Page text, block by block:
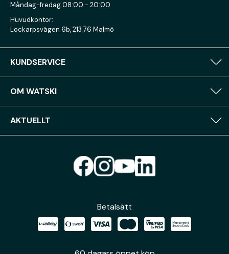
Måndag-fredag 08:00 - 20:00
Huvudkontor:
Lockarpsvägen 6b, 213 76 Malmö
KUNDSERVICE
OM WATSKI
AKTUELLT
Betalsätt